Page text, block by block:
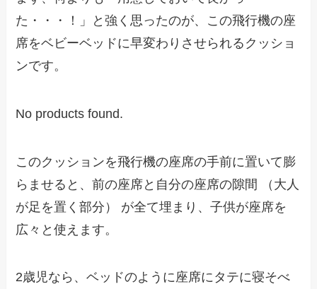
た・・・！」と強く思ったのが、この飛行機の座
席をベビーベッドに早変わりさせられるクッショ
ンです。
No products found.
このクッションを飛行機の座席の手前に置いて膨
らませると、前の座席と自分の座席の隙間 （大人
が足を置く部分） が全て埋まり、子供が座席を
広々と使えます。
2歳児なら、ベッドのように座席にタテに寝そべ